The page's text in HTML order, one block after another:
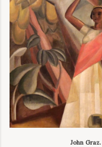
John Graz.